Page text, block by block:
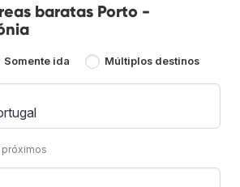
baratas Porto -
Somente ida Múltiplos destinos